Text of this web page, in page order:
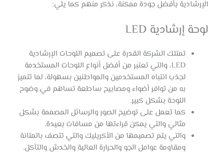
الإرشادية بأفضل جودة ممكنة، نذكر منهم كما يلي:
لوحة إرشادية LED
تمتلك الشركة القدرة على تصميم اللوحات الإرشادية
LED، والتي تعتبر من أفضل أنواع اللوحات المستخدمة
لجذب انتباه المستخدمين والمواطنين بسهولة، لما تتميز
به من توافر أضواء ومصابيح ساطعة تساهم في وضوح
اللوحة بشكل كبير.
كما تعمل على توضيح الصور والرسائل المصممة بشكل
مثالي والتي يمكن قراءتها من مسافات بعيدة.
والتي يتم تصميمها من الأكريليك والتي تتصف بالمتانة
ومقاومة عوامل الجو والحرارة العالية والخدش والتآكل.